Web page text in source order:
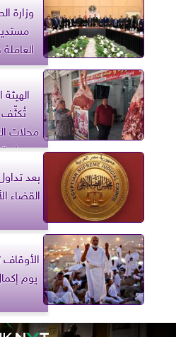
وزارة
تُكثِّف
محلات
بعد
القضاء
يوم